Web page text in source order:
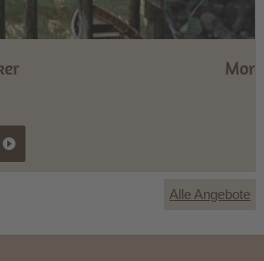
Montanaris Alpine ~
Alle Angebote